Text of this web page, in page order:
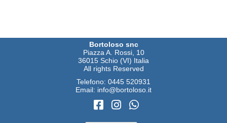
Bortoloso snc
Piazza A. Rossi, 10
36015 Schio (VI) Italia
All rights Reserved
Telefono: 0445 520931
Email: info@bortoloso.it